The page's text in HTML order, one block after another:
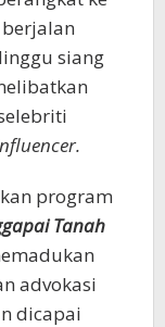
siang
program
Tanah
advokasi
dicapai